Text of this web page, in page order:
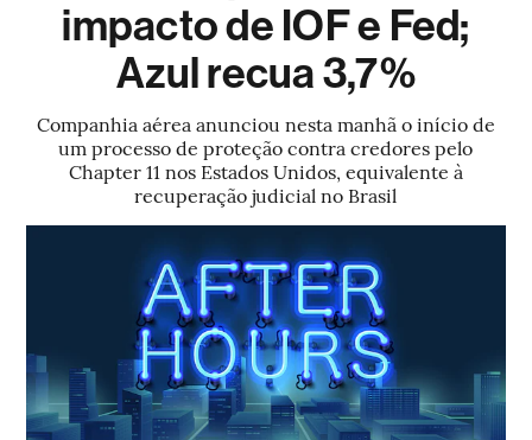
impacto de IOF e Fed;
Azul recua 3,7%
Companhia aérea anunciou nesta manhã o início de
um processo de proteção contra credores pelo
Chapter 11 nos Estados Unidos, equivalente à
recuperação judicial no Brasil